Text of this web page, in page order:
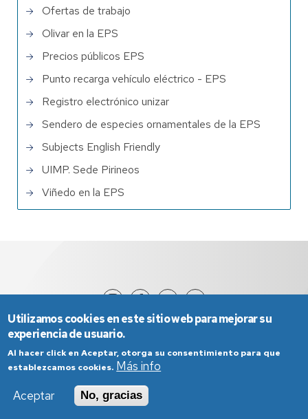
Ofertas de trabajo
Olivar en la EPS
Precios públicos EPS
Punto recarga vehículo eléctrico - EPS
Registro electrónico unizar
Sendero de especies ornamentales de la EPS
Subjects English Friendly
UIMP. Sede Pirineos
Viñedo en la EPS
Aviso Legal
Condiciones generales de uso
Política de Privacidad
Utilizamos cookies en este sitio web para mejorar su
experiencia de usuario.
Al hacer click en Aceptar, otorga su consentimiento para que
establezcamos cookies. Más info
Aceptar
No, gracias